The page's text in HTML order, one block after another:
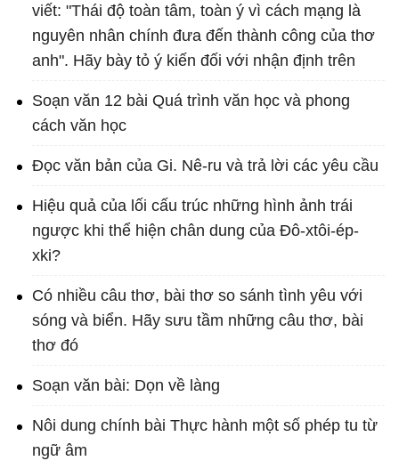
viết: "Thái độ toàn tâm, toàn ý vì cách mạng là
nguyên nhân chính đưa đến thành công của thơ
anh". Hãy bày tỏ ý kiến đối với nhận định trên
Soạn văn 12 bài Quá trình văn học và phong
cách văn học
Đọc văn bản của Gi. Nê-ru và trả lời các yêu cầu
Hiệu quả của lối cấu trúc những hình ảnh trái
ngược khi thể hiện chân dung của Đô-xtôi-ép-
xki?
Có nhiều câu thơ, bài thơ so sánh tình yêu với
sóng và biển. Hãy sưu tầm những câu thơ, bài
thơ đó
Soạn văn bài: Dọn về làng
Nôi dung chính bài Thực hành một số phép tu từ
ngữ âm